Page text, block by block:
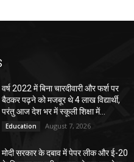
वर्ष 2022 में बिना चारदीवारी और फर्श पर
बैठकर पढ़ने को मजबूर थे 4 लाख विद्यार्थी,
परंतु आज देश भर में स्कूली शिक्षा में...
Education August 7, 2026
मोदी सरकार के दबाव में पेपर लीक और ई-20